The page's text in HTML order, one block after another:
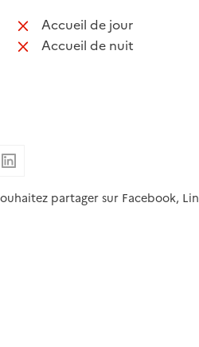
Accueil de jour
: non
Accueil de nuit
: non
emailsur Facebook
Partager sur X
partager sur Facebook,